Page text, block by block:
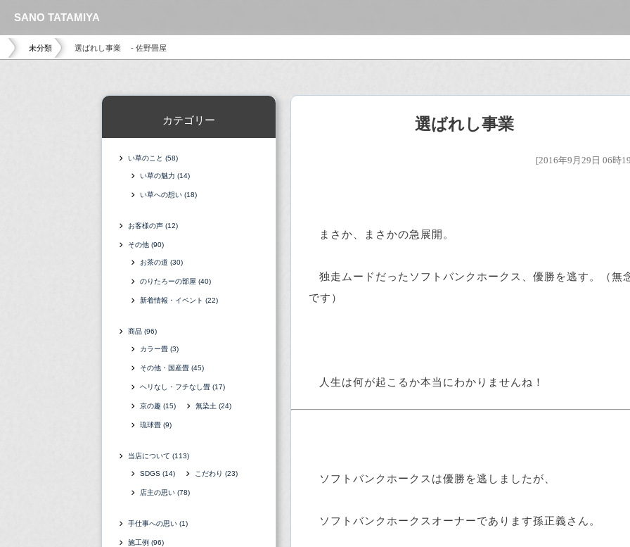
未分類 選ばれし事業 - 佐野畳屋
選ばれし事業
[2016年9月29日 06時
まさか、まさかの急展開。
独走ムードだったソフトバンクホークス、優勝を逃す。（無
です）
人生は何が起こるか本当にわかりませんね！
ソフトバンクホークスは優勝を逃しましたが、
ソフトバンクホークスオーナーであります孫正義さん。
カテゴリー
い草のこと(58)
い草の魅力(14)
い草への想い(18)
お客様の声(12)
その他(90)
お茶の道(30)
のりたろーの部屋(40)
新着情報・イベント(22)
商品(96)
カラー畳(3)
その他・国産畳(45)
ヘリなし・フチなし畳(17)
京の趣(15) 無染土(24)
琉球畳(9)
当店について(113)
SDGS(14) こだわり(23)
店主の思い(78)
手仕事への思い(1)
施工例(96)
SANO TATAMIYA